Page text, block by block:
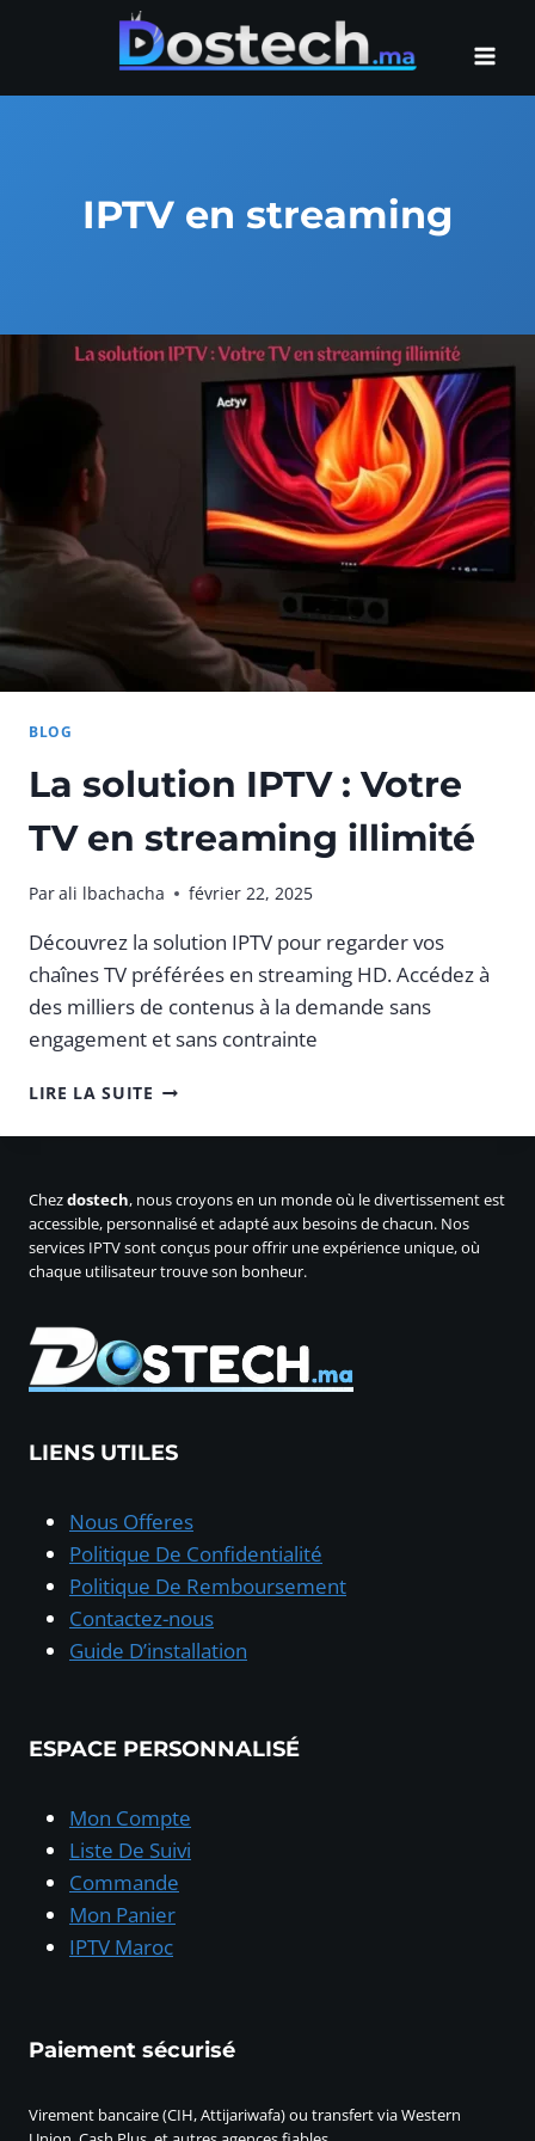
IPTV en streaming
BLOG
La solution IPTV : Votre
TV en streaming illimité
Parali lbachacha février 22, 2025
Découvrez la solution IPTV pour regarder vos
chaînes TV préférées en streaming HD. Accédez à
des milliers de contenus à la demande sans
engagement et sans contrainte
LIRE LA SUITE LA
IPTV
TV
EN
STREAMING
Chezdostech, nous croyons en un monde où le divertissement est
accessible, personnalisé et adapté aux besoins de chacun. Nos
services IPTV sont conçus pour offrir une expérience unique, où
chaque utilisateur trouve son bonheur.
LIENS UTILES
Nous Offeres
Politique De Confidentialité
Politique De Remboursement
Contactez-nous
Guide D’installation
ESPACE PERSONNALISÉ
Mon Compte
Liste De Suivi
Commande
Mon Panier
IPTV Maroc
Paiement sécurisé
Virement bancaire (CIH, Attijariwafa) ou transfert via Western